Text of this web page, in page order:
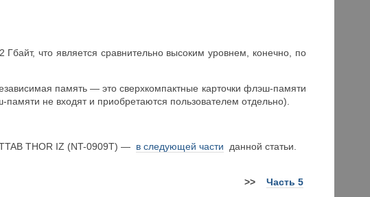
что является сравнительно высоким уровнем, конечно, по
память — это сверхкомпактные карточки флэш-памяти
не входят и приобретаются пользователем отдельно).
THOR IZ (NT-0909T) — в следующей части данной статьи.
>> Часть 5